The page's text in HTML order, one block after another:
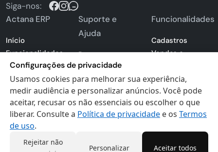
Siga-nos:
Actana ERP
Início
Funcionalidades
ERP
Preços e Planos
Atividades de
negócios
Seja um parceiro
Cadastre-se
Acessar conta
Suporte e
Ajuda
Perguntas
Frequentes -
FAQ
Blog
Central de Ajuda
Contato
gestão
Funcionalidades
Cadastros
Vendas e
Estoque e
Compras
Financeiro
Emissão de
Notas Fiscais
Configurações de privacidade
Usamos cookies para melhorar sua experiência,
medir audiência e personalizar anúncios. Você pode
aceitar, recusar os não essenciais ou escolher o que
liberar. Consulte a Política de privacidade e os Termos
de uso.
Rejeitar não
Personalizar Aceitar todos